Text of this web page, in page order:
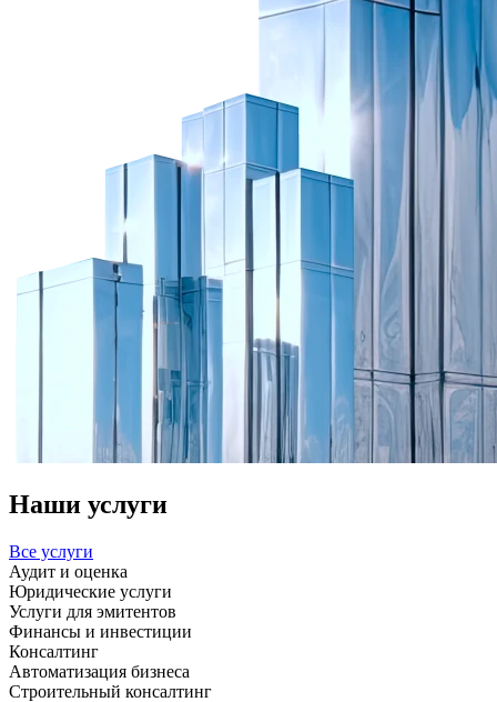
Наши услуги
Все услуги
Аудит и оценка
Юридические услуги
Услуги для эмитентов
Финансы и инвестиции
Консалтинг
Автоматизация бизнеса
Строительный консалтинг